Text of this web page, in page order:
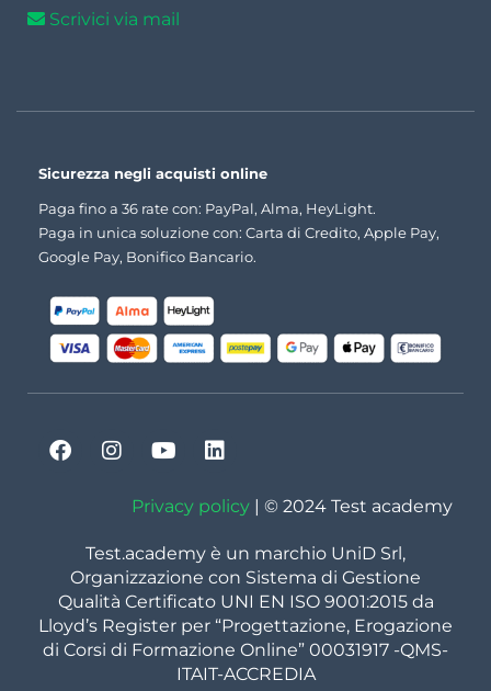
Scrivici via mail
Sicurezza negli acquisti online
Paga fino a 36 rate con: PayPal, Alma, HeyLight.
Paga in unica soluzione con: Carta di Credito, Apple Pay,
Google Pay, Bonifico Bancario.
Privacy policy | © 2024 Test academy
Test.academy è un marchio UniD Srl,
Organizzazione con Sistema di Gestione
Qualità Certificato UNI EN ISO 9001:2015 da
Lloyd’s Register per “Progettazione, Erogazione
di Corsi di Formazione Online” 00031917 -QMS-
ITAIT-ACCREDIA